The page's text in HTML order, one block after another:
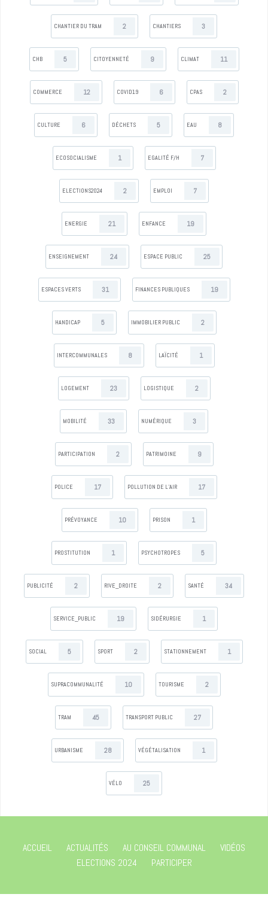
CHANTIER DU TRAM 2 CHANTIERS 3
CHB 5 CITOYENNETÉ 9 CLIMAT 11
COMMERCE 12 COVID19 6 CPAS 2
CULTURE 6 DÉCHETS 5 EAU 8
ECOSOCIALISME 1 EGALITÉ F/H 7
ELECTIONS2024 2 EMPLOI 7
ENERGIE 21 ENFANCE 19
ENSEIGNEMENT 24 ESPACE PUBLIC 25
ESPACES VERTS 31 FINANCES PUBLIQUES 19
HANDICAP 5 IMMOBILIER PUBLIC 2
INTERCOMMUNALES 8 LAÏCITÉ 1
LOGEMENT 23 LOGISTIQUE 2
MOBILITÉ 33 NUMÉRIQUE 3
PARTICIPATION 2 PATRIMOINE 9
POLICE 17 POLLUTION DE L’AIR 17
PRÉVOYANCE 10 PRISON 1
PROSTITUTION 1 PSYCHOTROPES 5
PUBLICITÉ 2 RIVE_DROITE 2 SANTÉ 34
SERVICE_PUBLIC 19 SIDÉRURGIE 1
SOCIAL 5 SPORT 2 STATIONNEMENT 1
SUPRACOMMUNALITÉ 10 TOURISME 2
TRAM 45 TRANSPORT PUBLIC 27
URBANISME 28 VÉGÉTALISATION 1
VÉLO 25
ACCUEIL ACTUALITÉS AU CONSEIL COMMUNAL
VIDÉOS
ELECTIONS 2024
PARTICIPER